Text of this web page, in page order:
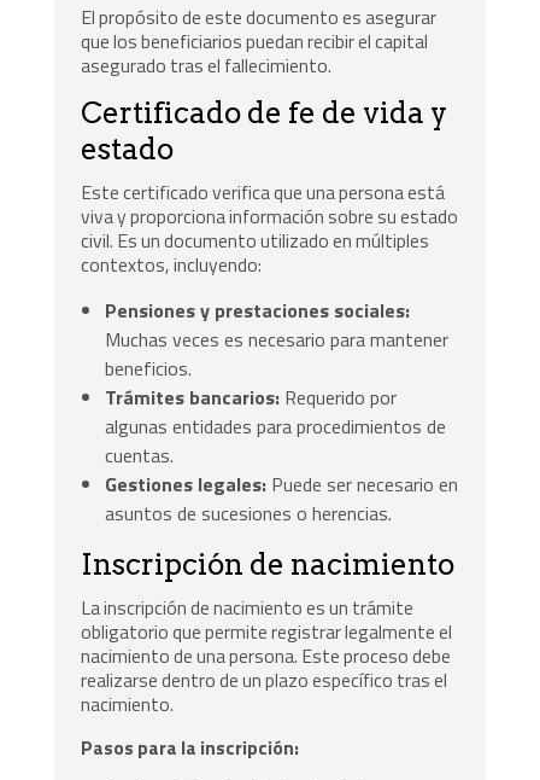
El propósito de este documento es asegurar
que los beneficiarios puedan recibir el capital
asegurado tras el fallecimiento.
Certificado de fe de vida y
estado
Este certificado verifica que una persona está
viva y proporciona información sobre su estado
civil. Es un documento utilizado en múltiples
contextos, incluyendo:
Pensiones y prestaciones sociales:
Muchas veces es necesario para mantener
beneficios.
Trámites bancarios: Requerido por
algunas entidades para procedimientos de
cuentas.
Gestiones legales: Puede ser necesario en
asuntos de sucesiones o herencias.
Inscripción de nacimiento
La inscripción de nacimiento es un trámite
obligatorio que permite registrar legalmente el
nacimiento de una persona. Este proceso debe
realizarse dentro de un plazo específico tras el
nacimiento.
Pasos para la inscripción: